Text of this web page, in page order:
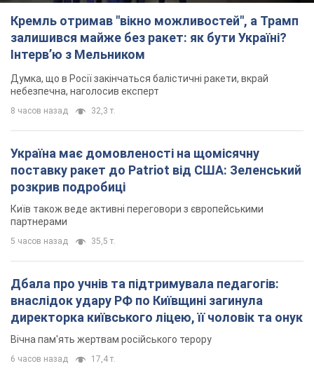
Кремль отримав "вікно можливостей", а Трамп
залишився майже без ракет: як бути Україні?
Інтерв’ю з Мельником
Думка, що в Росії закінчаться балістичні ракети, вкрай
небезпечна, наголосив експерт
8 часов назад 32,3 т.
Україна має домовленості на щомісячну
поставку ракет до Patriot від США: Зеленський
розкрив подробиці
Київ також веде активні переговори з європейськими
партнерами
5 часов назад 35,5 т.
Дбала про учнів та підтримувала педагогів:
внаслідок удару РФ по Київщині загинула
директорка київського ліцею, її чоловік та онук
Вічна пам'ять жертвам російського терору
6 часов назад 17,4 т.